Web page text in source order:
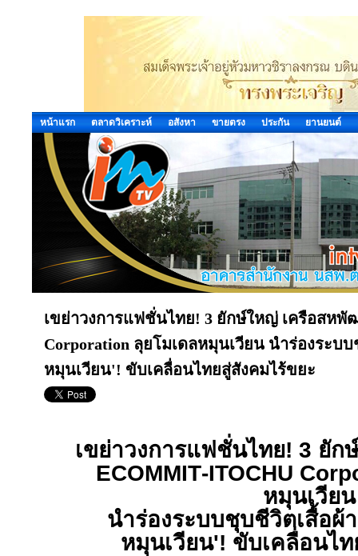
หน้าแรก ตลาดวิเคราะห์ อสังหา ขายตรง ประกัน ยานยนต์
เขย่าวงการแฟชั่นไทย! 3 ยักษ์ใหญ่ เครือสหพั
Corporation ลุยโมเดลหมุนเวียน นำร่องระบ
หมุนเวียน'! ขับเคลื่อนไทยสู่สังคมไร้ขยะ
เขย่าวงการแฟชั่นไทย! 3 ยั
ECOMMIT-ITOCHU
หมุนเวียน
นำร่องระบบชุบชีวิตเสื้อผ้
หมุนเวียน'! ขับเคลื่อนไ